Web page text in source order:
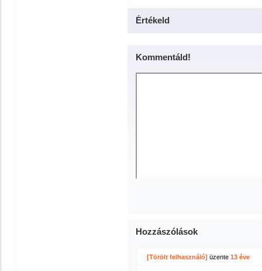
Értékeld
Kommentáld!
Hozzászólások
[Törölt felhasználó] üzente 13 éve